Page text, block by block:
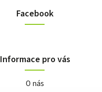
Facebook
Informace pro vás
O nás